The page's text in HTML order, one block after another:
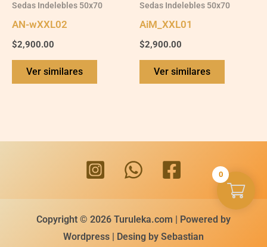
Sedas Indelebles 50x70
AN-wXXL02
$2,900.00
Ver similares
Sedas Indelebles 50x70
AiM_XXL01
$2,900.00
Ver similares
Copyright © 2026 Turuleka.com | Powered by
Wordpress | Desing by Sebastian
0